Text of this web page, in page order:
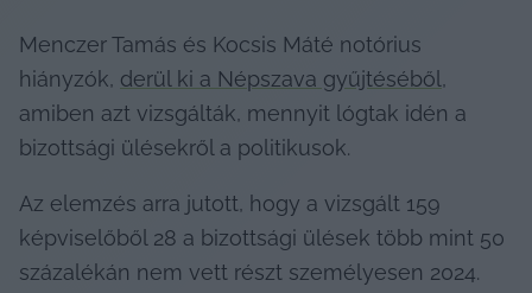
Menczer Tamás és Kocsis Máté notórius
hiányzók, derül ki a Népszava gyűjtéséből,
amiben azt vizsgálták, mennyit lógtak idén a
bizottsági ülésekről a politikusok.
Az elemzés arra jutott, hogy a vizsgált 159
képviselőből 28 a bizottsági ülések több mint 50
százalékán nem vett részt személyesen 2024.